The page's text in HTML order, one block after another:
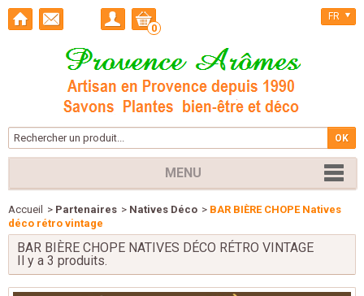
0
FR
MENU
Accueil > Partenaires > Natives Déco > BAR BIÈRE CHOPE Natives
déco rétro vintage
BAR BIÈRE CHOPE NATIVES DÉCO RÉTRO VINTAGE
Il y a 3 produits.